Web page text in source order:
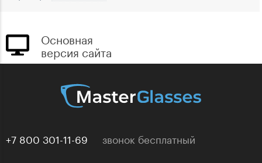
Основная
версия сайта
+7 800 301-11-69 звонок бесплатный